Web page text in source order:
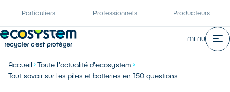
Particuliers Professionnels Producteurs
MENU
Accueil
Toute l'actualité d'ecosystem
Tout savoir sur les piles et batteries en 150 questions